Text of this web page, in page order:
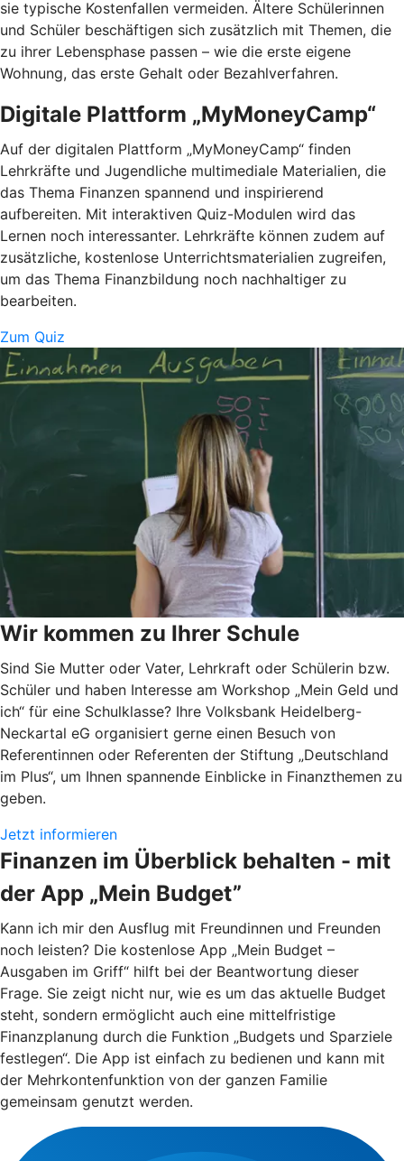
sie typische Kostenfallen vermeiden. Ältere Schülerinnen
und Schüler beschäftigen sich zusätzlich mit Themen, die
zu ihrer Lebensphase passen – wie die erste eigene
Wohnung, das erste Gehalt oder Bezahlverfahren.
Digitale Plattform „MyMoneyCamp“
Auf der digitalen Plattform „MyMoneyCamp“ finden
Lehrkräfte und Jugendliche multimediale Materialien, die
das Thema Finanzen spannend und inspirierend
aufbereiten. Mit interaktiven Quiz-Modulen wird das
Lernen noch interessanter. Lehrkräfte können zudem auf
zusätzliche, kostenlose Unterrichtsmaterialien zugreifen,
um das Thema Finanzbildung noch nachhaltiger zu
bearbeiten.
Zum Quiz
Wir kommen zu Ihrer Schule
Sind Sie Mutter oder Vater, Lehrkraft oder Schülerin bzw.
Schüler und haben Interesse am Workshop „Mein Geld und
ich“ für eine Schulklasse? Ihre Volksbank Heidelberg-
Neckartal eG organisiert gerne einen Besuch von
Referentinnen oder Referenten der Stiftung „Deutschland
im Plus“, um Ihnen spannende Einblicke in Finanzthemen zu
geben.
Jetzt informieren
Finanzen im Überblick behalten - mit
der App „Mein Budget”
Kann ich mir den Ausflug mit Freundinnen und Freunden
noch leisten? Die kostenlose App „Mein Budget –
Ausgaben im Griff“ hilft bei der Beantwortung dieser
Frage. Sie zeigt nicht nur, wie es um das aktuelle Budget
steht, sondern ermöglicht auch eine mittelfristige
Finanzplanung durch die Funktion „Budgets und Sparziele
festlegen“. Die App ist einfach zu bedienen und kann mit
der Mehrkontenfunktion von der ganzen Familie
gemeinsam genutzt werden.